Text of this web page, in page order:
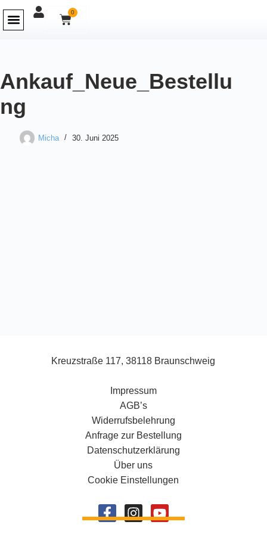
0
Ankauf_Neue_Bestellu
ng
Micha 30. Juni 2025
Kreuzstraße 117, 38118 Braunschweig
Impressum
AGB’s
Widerrufsbelehrung
Anfrage zur Bestellung
Datenschutzerklärung
Über uns
Cookie Einstellungen